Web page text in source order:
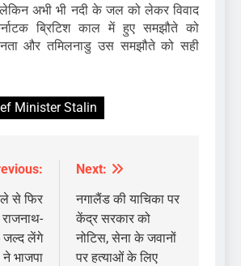
लेकिन अभी भी नदी के जल को लेकर विवाद
ब्रिटिश काल में हुए समझौते को
और तमिलनाडु उस समझौते को सही
Minister Stalin
से फिर
जल्द लेंगे
भाजपा
Next:
नगालैंड की याचिका पर
केंद्र सरकार को
नोटिस, सेना के जवानों
पर हत्याओं के लिए